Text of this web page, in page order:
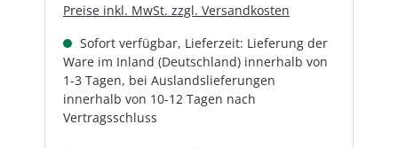
Preise inkl. MwSt. zzgl. Versandkosten
Sofort verfügbar, Lieferzeit: Lieferung der
Ware im Inland (Deutschland) innerhalb von
1-3 Tagen, bei Auslandslieferungen
innerhalb von 10-12 Tagen nach
Vertragsschluss